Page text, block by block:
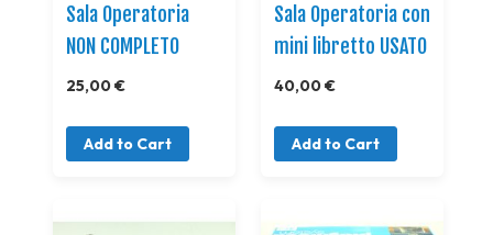
Sala Operatoria
NON COMPLETO
25,00 €
Add to Cart
Sala Operatoria con
mini libretto USATO
40,00 €
Add to Cart